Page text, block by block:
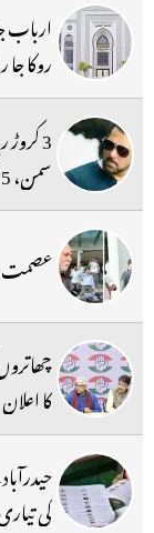
ارباب
روکا
3
سمن، 5 اکتوبر کو عدالت میں پیش ہونے کا حکم
عصمت
کا اعلان
کی